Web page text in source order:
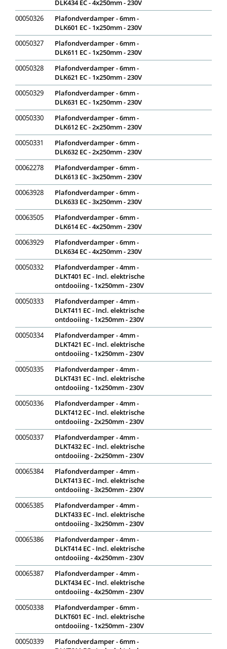
DLK434 EC - 4x250mm - 230V
00050326
Plafondverdamper - 6mm -
DLK601 EC - 1x250mm - 230V
00050327
Plafondverdamper - 6mm -
DLK611 EC - 1x250mm - 230V
00050328
Plafondverdamper - 6mm -
DLK621 EC - 1x250mm - 230V
00050329
Plafondverdamper - 6mm -
DLK631 EC - 1x250mm - 230V
00050330
Plafondverdamper - 6mm -
DLK612 EC - 2x250mm - 230V
00050331
Plafondverdamper - 6mm -
DLK632 EC - 2x250mm - 230V
00062278
Plafondverdamper - 6mm -
DLK613 EC - 3x250mm - 230V
00063928
Plafondverdamper - 6mm -
DLK633 EC - 3x250mm - 230V
00063505
Plafondverdamper - 6mm -
DLK614 EC - 4x250mm - 230V
00063929
Plafondverdamper - 6mm -
DLK634 EC - 4x250mm - 230V
00050332
Plafondverdamper - 4mm -
DLKT401 EC - Incl. elektrische
ontdooiing - 1x250mm - 230V
00050333
Plafondverdamper - 4mm -
DLKT411 EC - Incl. elektrische
ontdooiing - 1x250mm - 230V
00050334
Plafondverdamper - 4mm -
DLKT421 EC - Incl. elektrische
ontdooiing - 1x250mm - 230V
00050335
Plafondverdamper - 4mm -
DLKT431 EC - Incl. elektrische
ontdooiing - 1x250mm - 230V
00050336
Plafondverdamper - 4mm -
DLKT412 EC - Incl. elektrische
ontdooiing - 2x250mm - 230V
00050337
Plafondverdamper - 4mm -
DLKT432 EC - Incl. elektrische
ontdooiing - 2x250mm - 230V
00065384
Plafondverdamper - 4mm -
DLKT413 EC - Incl. elektrische
ontdooiing - 3x250mm - 230V
00065385
Plafondverdamper - 4mm -
DLKT433 EC - Incl. elektrische
ontdooiing - 3x250mm - 230V
00065386
Plafondverdamper - 4mm -
DLKT414 EC - Incl. elektrische
ontdooiing - 4x250mm - 230V
00065387
Plafondverdamper - 4mm -
DLKT434 EC - Incl. elektrische
ontdooiing - 4x250mm - 230V
00050338
Plafondverdamper - 6mm -
DLKT601 EC - Incl. elektrische
ontdooiing - 1x250mm - 230V
00050339
Plafondverdamper - 6mm -